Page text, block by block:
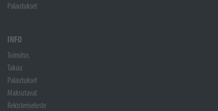
Palautukset
INFO
Toimitus
Takuu
Palautukset
Maksutavat
Rekisteriseloste